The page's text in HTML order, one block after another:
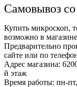
Самовывоз со
Купить микроскоп,
возможно в
Предварительно
сайте или по
Адрес магазина:
й этаж
Время работы: пн-